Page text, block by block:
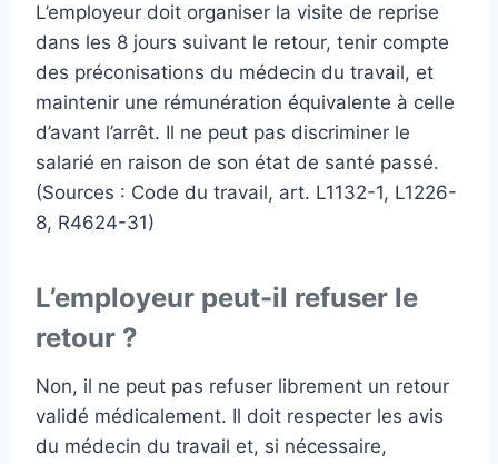
L’employeur doit organiser la visite de reprise
dans les 8 jours suivant le retour, tenir compte
des préconisations du médecin du travail, et
maintenir une rémunération équivalente à celle
d’avant l’arrêt. Il ne peut pas discriminer le
salarié en raison de son état de santé passé.
(Sources : Code du travail, art. L1132-1, L1226-
8, R4624-31)
L’employeur peut-il refuser le
retour ?
Non, il ne peut pas refuser librement un retour
validé médicalement. Il doit respecter les avis
du médecin du travail et, si nécessaire,